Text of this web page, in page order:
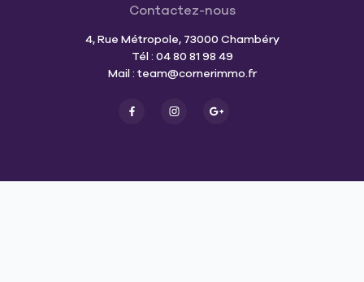
Contactez-nous
4, Rue Métropole, 73000 Chambéry
Tél : 04 80 81 98 49
Mail : team@cornerimmo.fr